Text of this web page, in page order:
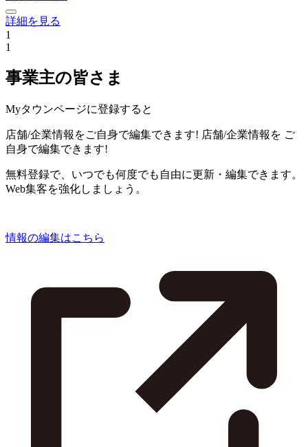
詳細を見る
1
1
事業主の皆さま
Myタウンページに登録すると
店舗/企業情報をご自身で編集できます! 店舗/企業情報を ご
自身で編集できます!
無料登録で、いつでも何度でも自由に更新・編集できます。
Web集客を強化しましょう。
情報の編集はこちら